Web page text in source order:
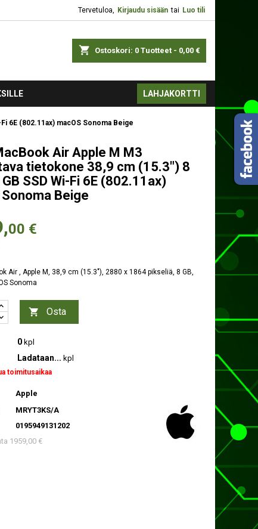
Tervetuloa, Kirjaudu sisään tai Luo tili
shopping_cart Ostoskori: 0 Tuotteet - 0,00 €
LAHJAKORTTI
6E (802.11ax) macOS Sonoma Beige
Air Apple M M3
tietokone 38,9 cm (15.3") 8
SSD Wi-Fi 6E (802.11ax)
Beige
00 €
Air , Apple M, 38,9 cm (15.3"), 2880 x 1864 pikseliä, 8 GB,
Sonoma
 Osta
0 kpl
Ladataan... kpl
toimitusaikaa
Apple
MRYT3KS/A
0195949131202
1959,00 €